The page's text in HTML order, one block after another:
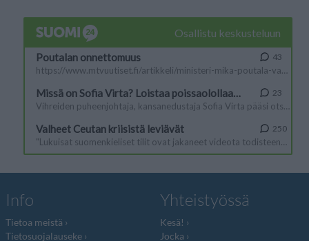
Info
Tietoa meistä
Tietosuojalauseke
Yhteistyössä
Kesä!
Jocka